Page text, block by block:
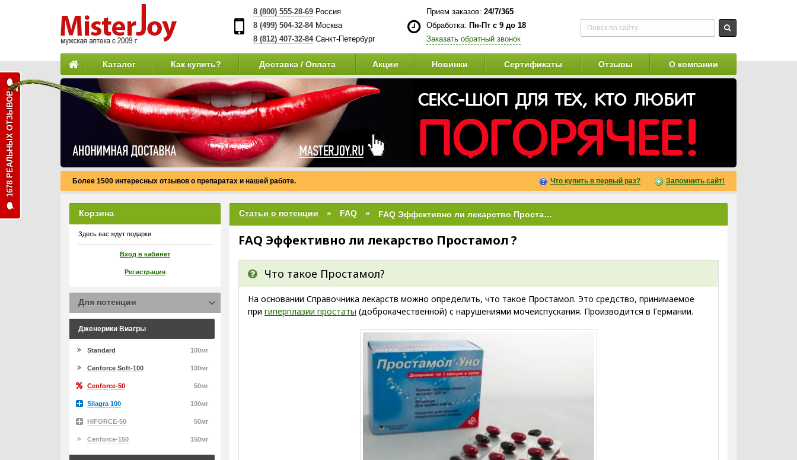
8 (800) 555-28-69Россия
8 (499) 504-32-84Москва
8 (812) 407-32-84 Санкт-Петербург
Прием заказов: 24/7/365
Обработка: Пн-Пт с 9 до 18
Заказать обратный звонок
Каталог Как купить? Доставка / Оплата Акции Новинки Сертификаты Отзывы О компании
Более 1500 интересных отзывов о препаратах и нашей работе. Что купить в первый раз? Запомнить сайт!
Статьи о потенции FAQ FAQ Эффективно ли лекарство Простамол ?
FAQ Эффективно ли лекарство Простамол ?
Что такое Простамол?
На основании Справочника лекарств можно определить, что такое Простамол. Это средство, принимаемое
при гиперплазии простаты (доброкачественной) с нарушениями мочеиспускания. Производится в Германии.
Корзина
Здесь вас ждут подарки
Вход в кабинет
Регистрация
Для потенции
Дженерики Виагры
100мг
Standard
100мг
Cenforce Soft-100
50мг
Cenforce-50
100мг
Silagra 100
50мг
HIFORCE-50
150мг
Cenforce-150
1678 РЕАЛЬНЫХ ОТЗЫВОВ